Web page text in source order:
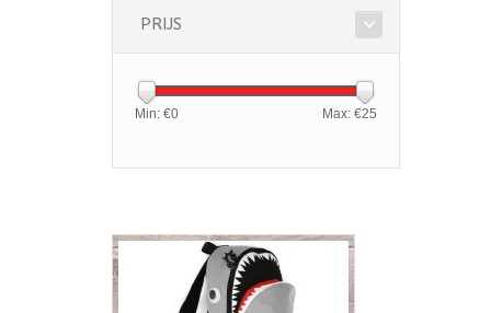
PRIJS
Min: €0 Max: €25